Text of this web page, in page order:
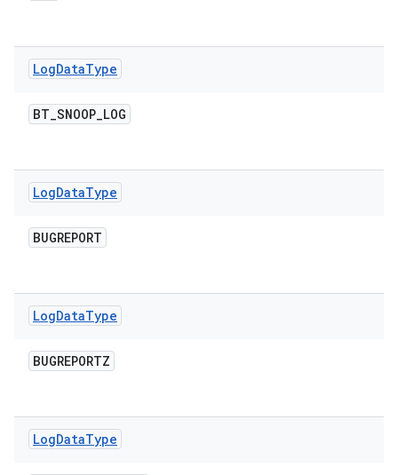
LogDataType
BT_SNOOP_LOG
LogDataType
BUGREPORT
LogDataType
BUGREPORTZ
LogDataType